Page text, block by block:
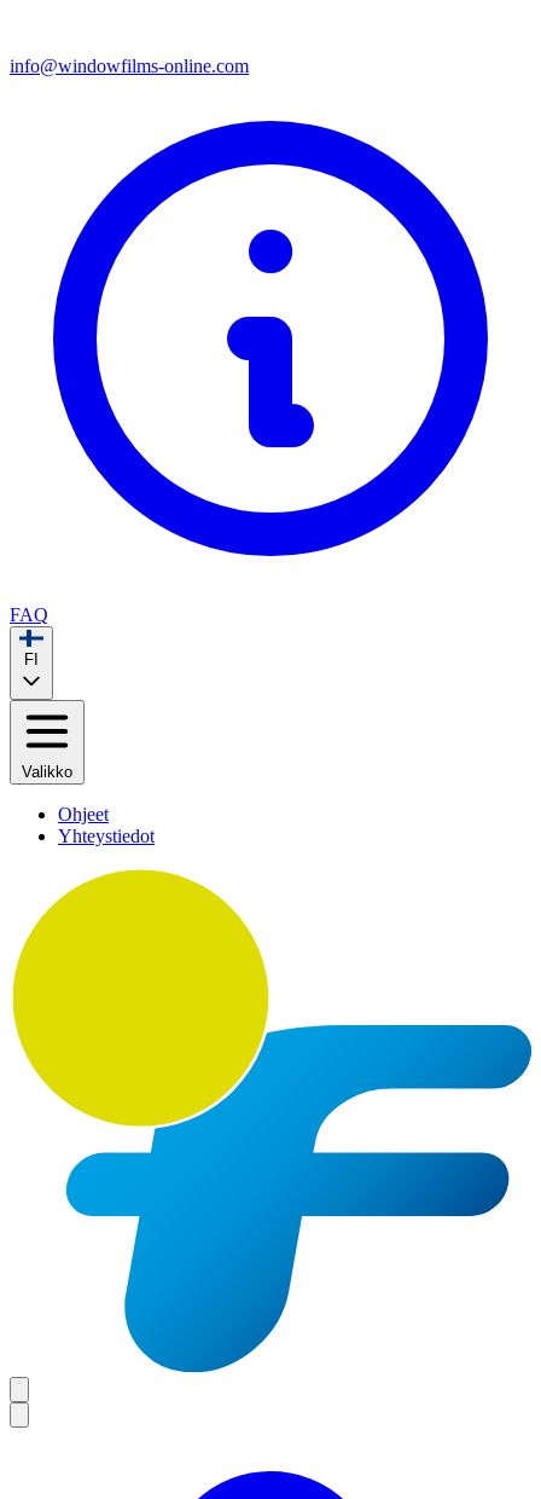
info@windowfilms-online.com
FAQ
FI
Valikko
Ohjeet
Yhteystiedot